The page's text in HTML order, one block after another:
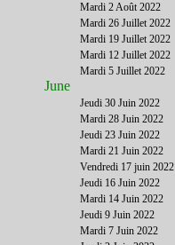
Mardi 2 Août 2022
Mardi 26 Juillet 2022
Mardi 19 Juillet 2022
Mardi 12 Juillet 2022
Mardi 5 Juillet 2022
June
Jeudi 30 Juin 2022
Mardi 28 Juin 2022
Jeudi 23 Juin 2022
Mardi 21 Juin 2022
Vendredi 17 juin 2022
Jeudi 16 Juin 2022
Mardi 14 Juin 2022
Jeudi 9 Juin 2022
Mardi 7 Juin 2022